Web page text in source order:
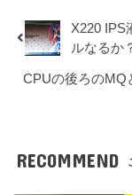
X220 IPS
ルなるか
CPUの後ろのMQ
RECOMMEND